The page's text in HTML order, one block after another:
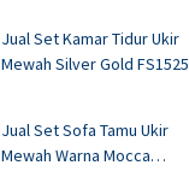
Jual Set Kamar Tidur Ukir
Mewah Silver Gold FS1525
Jual Set Sofa Tamu Ukir
Mewah Warna Mocca